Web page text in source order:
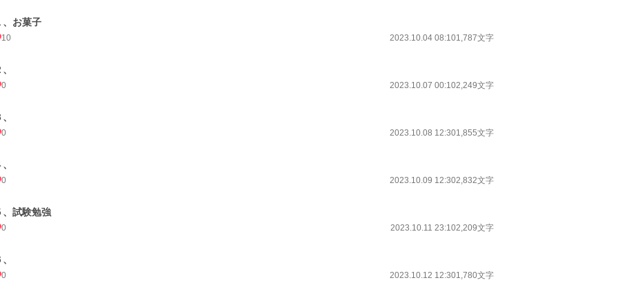
、お菓子
10 2023.10.04 08:101,787文字
0 2023.10.07 00:102,249文字
0 2023.10.08 12:301,855文字
0 2023.10.09 12:302,832文字
、試験勉強
0 2023.10.11 23:102,209文字
0 2023.10.12 12:301,780文字